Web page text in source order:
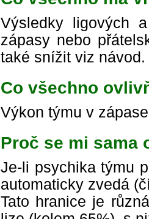
Výsledky ligových
zápasy nebo
také snížit viz návod.
Co všechno
Výkon týmu v
Proč se mi sama
Je-li psychika týmu
automaticky zvedá
Tato hranice je